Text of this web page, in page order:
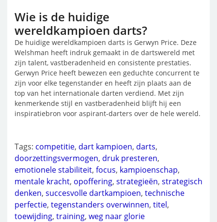
Wie is de huidige
wereldkampioen darts?
De huidige wereldkampioen darts is Gerwyn Price. Deze
Welshman heeft indruk gemaakt in de dartswereld met
zijn talent, vastberadenheid en consistente prestaties.
Gerwyn Price heeft bewezen een geduchte concurrent te
zijn voor elke tegenstander en heeft zijn plaats aan de
top van het internationale darten verdiend. Met zijn
kenmerkende stijl en vastberadenheid blijft hij een
inspiratiebron voor aspirant-darters over de hele wereld.
Tags: competitie, dart kampioen, darts,
doorzettingsvermogen, druk presteren,
emotionele stabiliteit, focus, kampioenschap,
mentale kracht, opoffering, strategieën, strategisch
denken, succesvolle dartkampioen, technische
perfectie, tegenstanders overwinnen, titel,
toewijding, training, weg naar glorie